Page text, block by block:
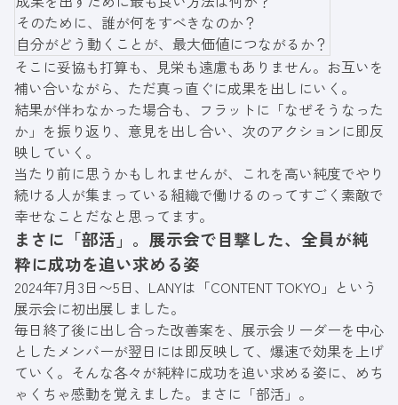
そのために、誰が何をすべきなのか？
自分がどう動くことが、最大価値につながるか？
そこに妥協も打算も、見栄も遠慮もありません。お互いを
補い合いながら、ただ真っ直ぐに成果を出しにいく。
結果が伴わなかった場合も、フラットに「なぜそうなった
か」を振り返り、意見を出し合い、次のアクションに即反
映していく。
当たり前に思うかもしれませんが、これを高い純度でやり
続ける人が集まっている組織で働けるのってすごく素敵で
幸せなことだなと思ってます。
まさに「部活」。展示会で目撃した、全員が純
粋に成功を追い求める姿
2024年7月3日〜5日、LANYは「CONTENT TOKYO」という
展示会に初出展しました。
毎日終了後に出し合った改善案を、展示会リーダーを中心
としたメンバーが翌日には即反映して、爆速で効果を上げ
ていく。そんな各々が純粋に成功を追い求める姿に、めち
ゃくちゃ感動を覚えました。まさに「部活」。